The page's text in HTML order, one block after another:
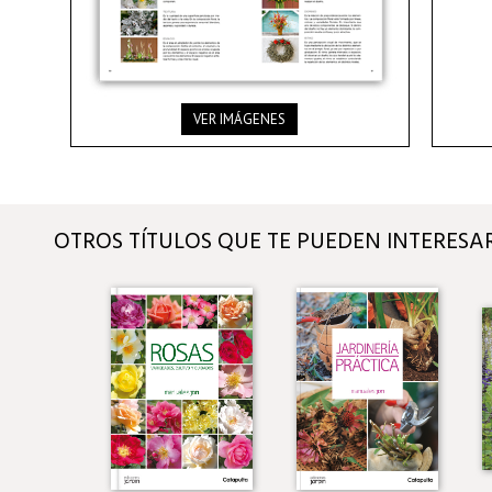
VER IMÁGENES
OTROS TÍTULOS QUE TE PUEDEN